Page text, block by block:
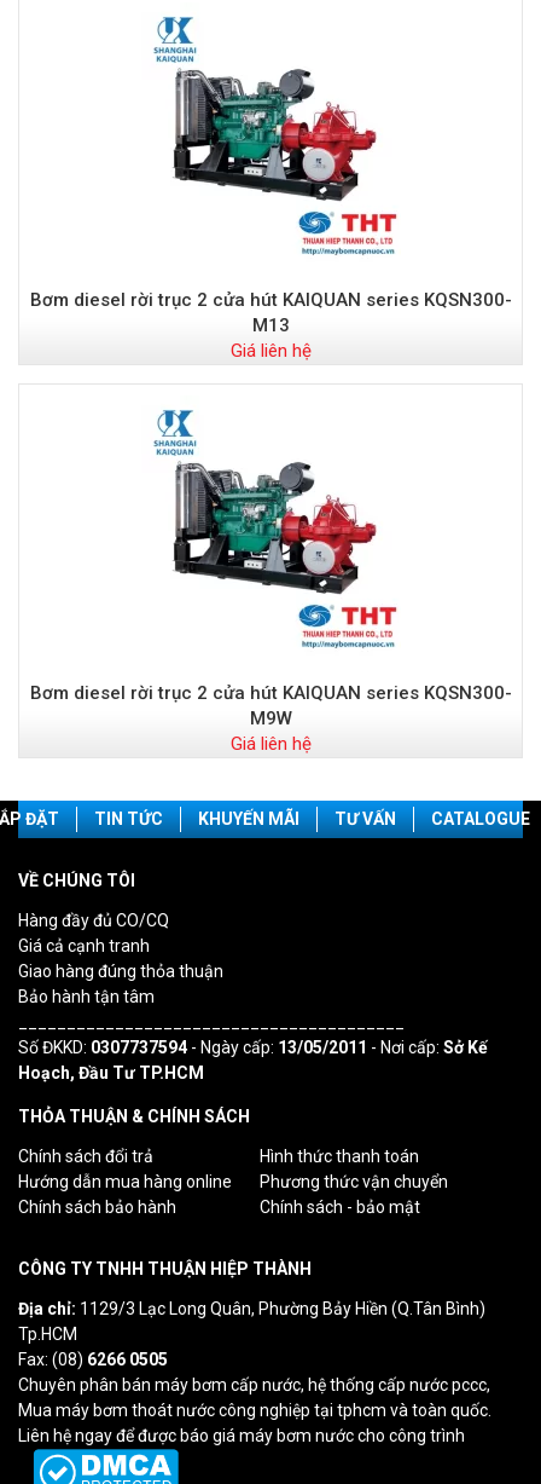
Bơm diesel rời trục 2 cửa hút KAIQUAN series KQSN300-
M13
Giá liên hệ
Bơm diesel rời trục 2 cửa hút KAIQUAN series KQSN300-
M9W
Giá liên hệ
ĐẶT TIN TỨC KHUYẾN MÃI TƯ VẤN CATALOGUE
VỀ CHÚNG TÔI
Hàng đầy đủ CO/CQ
Giá cả cạnh tranh
Giao hàng đúng thỏa thuận
Bảo hành tận tâm
Số ĐKKD: 0307737594- Ngày cấp: 13/05/2011 - Nơi cấp: Sở Kế
Hoạch, Đầu Tư TP.HCM
THỎA THUẬN & CHÍNH SÁCH
Chính sách đổi trả
Hình thức thanh toán
Hướng dẫn mua hàng online
Phương thức vận chuyển
Chính sách bảo hành
Chính sách - bảo mật
CÔNG TY TNHH THUẬN HIỆP THÀNH
Địa chỉ: 1129/3 Lạc Long Quân, Phường Bảy Hiền (Q.Tân Bình)
Tp.HCM
Fax: (08) 6266 0505
Chuyên phân bán máy bơm cấp nước, hệ thống cấp nước pccc,
Mua máy bơm thoát nước công nghiệp tại tphcm và toàn quốc.
Liên hệ ngay để được báo giá máy bơm nước cho công trình